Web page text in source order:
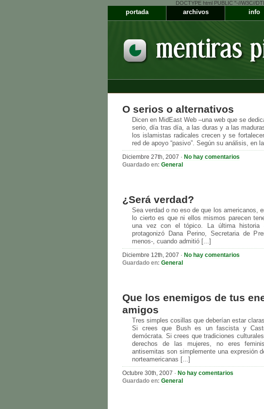
DOCTYPE html PUBLIC "-//W3C//
portada archivos info
O serios o alternativos
Dicen en MidEast Web –una web que se
serio, día tras día, a las duras y a las
los islamistas radicales crecen y se
red de apoyo “pasivo”. Según su análisis, en
Diciembre 27th, 2007 · No hay comentarios
Guardado en: General
¿Será verdad?
Sea verdad o no eso de que los americanos,
lo cierto es que ni ellos mismos parecen
una vez con el tópico. La última historia
protagonizó Dana Perino, Secretaria de
menos-, cuando admitió [...]
Diciembre 12th, 2007 · No hay comentarios
Guardado en: General
Que los enemigos de tus
amigos
Tres simples cosillas que deberían estar
Si crees que Bush es un fascista y
demócrata. Si crees que tradiciones
derechos de las mujeres, no eres
antisemitas son simplemente una expresión
norteamericanas [...]
Octubre 30th, 2007 · No hay comentarios
Guardado en: General